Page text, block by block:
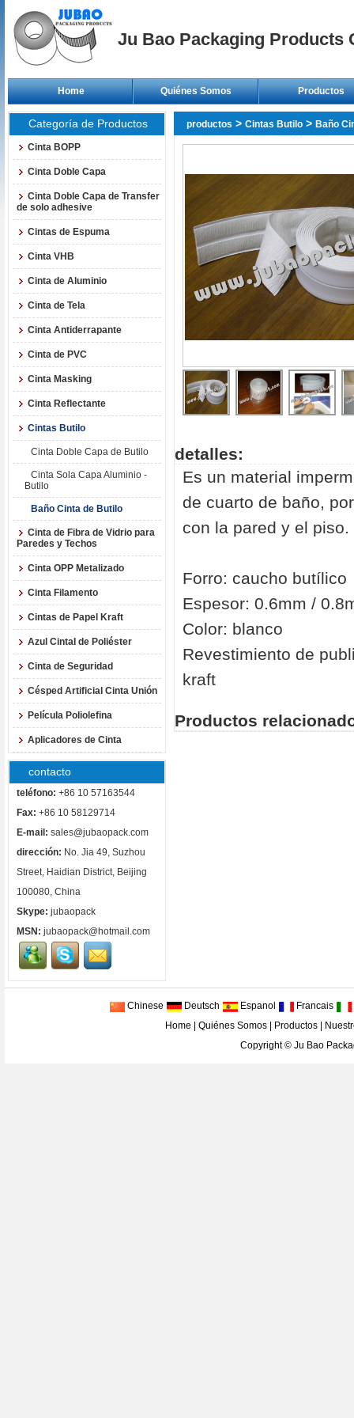
Ju Bao Packaging Products
Home Quiénes Somos Productos
Categoría de Productos
Cinta BOPP
Cinta Doble Capa
Cinta Doble Capa de Transfer
de solo adhesive
Cintas de Espuma
Cinta VHB
Cinta de Aluminio
Cinta de Tela
Cinta Antiderrapante
Cinta de PVC
Cinta Masking
Cinta Reflectante
Cintas Butilo
Cinta Doble Capa de Butilo
Cinta Sola Capa Aluminio -
Butilo
Baño Cinta de Butilo
Cinta de Fibra de Vidrio para
Paredes y Techos
Cinta OPP Metalizado
Cinta Filamento
Cintas de Papel Kraft
Azul CintaI de Poliéster
Cinta de Seguridad
Césped Artificial Cinta Unión
Película Poliolefina
Aplicadores de Cinta
contacto
teléfono: +86 10 57163544
Fax: +86 10 58129714
E-mail: sales@jubaopack.com
dirección: No. Jia 49, Suzhou
Street, Haidian District, Beijing
100080, China
Skype: jubaopack
MSN: jubaopack@hotmail.com
productos > Cintas Butilo > Baño
detalles:
Es un material
de cuarto de baño,
con la pared y el piso.
Forro: caucho butílico
Espesor: 0.6mm /
Color: blanco
Revestimiento de
kraft
Productos
Chinese Deutsch Espanol Francais
Home
Quiénes Somos Productos
Copyright © Ju Bao